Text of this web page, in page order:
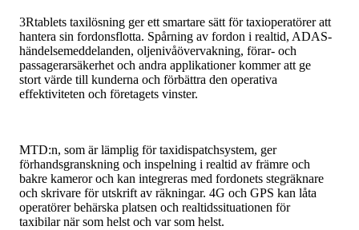
3Rtablets taxilösning ger ett smartare sätt för taxioperatörer att
hantera sin fordonsflotta. Spårning av fordon i realtid, ADAS-
händelsemeddelanden, oljenivåövervakning, förar- och
passagerarsäkerhet och andra applikationer kommer att ge
stort värde till kunderna och förbättra den operativa
effektiviteten och företagets vinster.
MTD:n, som är lämplig för taxidispatchsystem, ger
förhandsgranskning och inspelning i realtid av främre och
bakre kameror och kan integreras med fordonets stegräknare
och skrivare för utskrift av räkningar. 4G och GPS kan låta
operatörer behärska platsen och realtidssituationen för
taxibilar när som helst och var som helst.